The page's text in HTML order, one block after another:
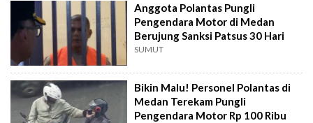
Anggota Polantas Pungli
Pengendara Motor di Medan
Berujung Sanksi Patsus 30 Hari
SUMUT
Bikin Malu! Personel Polantas di
Medan Terekam Pungli
Pengendara Motor Rp 100 Ribu